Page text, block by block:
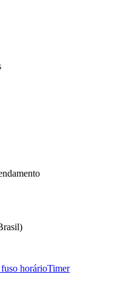
horárioTimer